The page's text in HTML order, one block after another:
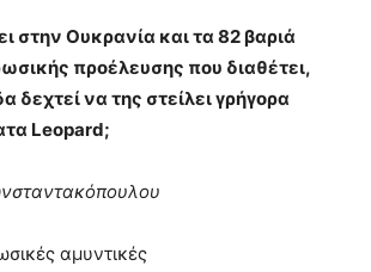
στην Ουκρανία και τα 82 βαριά
προέλευσης που διαθέτει,
δεχτεί να της στείλει γρήγορα
Leopard;
αμυντικές